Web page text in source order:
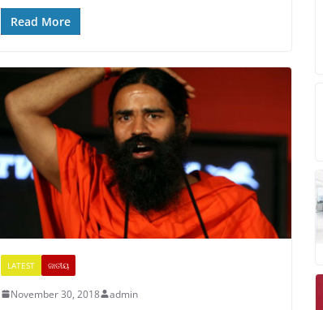
Read More
LATEST ଜାତୀୟ
November 30, 2018 admin